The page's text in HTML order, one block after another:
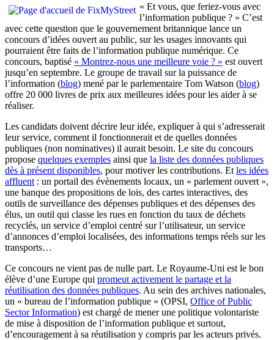
« Et vous, que feriez-vous avec
l’information publique ? » C’est
avec cette question que le gouvernement britannique lance un
concours d’idées ouvert au public, sur les usages innovants qui
pourraient être faits de l’information publique numérique. Ce
concours, baptisé « Montrez-nous une meilleure voie ? » est ouvert
jusqu’en septembre. Le groupe de travail sur la puissance de
l’information (blog) mené par le parlementaire Tom Watson (blog)
offre 20 000 livres de prix aux meilleures idées pour les aider à se
réaliser.
Les candidats doivent décrire leur idée, expliquer à qui s’adresserait
leur service, comment il fonctionnerait et de quelles données
publiques (non nominatives) il aurait besoin. Le site du concours
propose quelques exemples ainsi que la liste des données publiques
dès à présent disponibles, pour motiver les contributions. Et les idées
affluent : un portail des évènements locaux, un « parlement ouvert »,
une banque des propositions de lois, des cartes interactives, des
outils de surveillance des dépenses publiques et des dépenses des
élus, un outil qui classe les rues en fonction du taux de déchets
recyclés, un service d’emploi centré sur l’utilisateur, un service
d’annonces d’emploi localisées, des informations temps réels sur les
transports…
Ce concours ne vient pas de nulle part. Le Royaume-Uni est le bon
élève d’une Europe qui promeut activement le partage et la
réutilisation des données publiques. Au sein des archives nationales,
un « bureau de l’information publique » (OPSI, Office of Public
Sector Information) est chargé de mener une politique volontariste
de mise à disposition de l’information publique et surtout,
d’encouragement à sa réutilisation y compris par les acteurs privés.